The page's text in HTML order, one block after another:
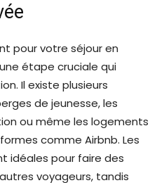
pour votre séjour en
étape cruciale qui
Il existe plusieurs
de jeunesse, les
ou même les logements
comme Airbnb. Les
idéales pour faire des
voyageurs, tandis